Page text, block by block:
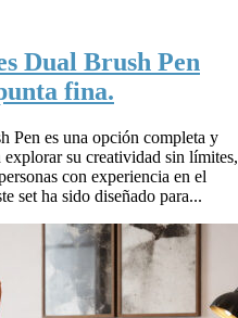
Dual Brush Pen
fina.
Pen es una opción completa y
explorar su creatividad sin límites,
con experiencia en el
set ha sido diseñado para...